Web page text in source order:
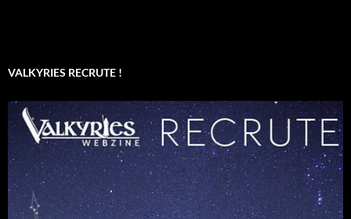
VALKYRIES RECRUTE !